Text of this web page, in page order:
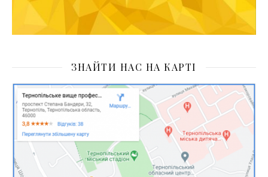
ЗНАЙТИ НАС НА КАРТІ